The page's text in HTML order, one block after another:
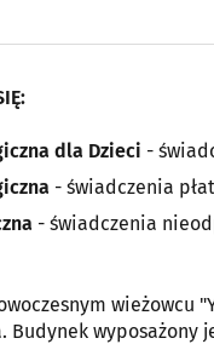
dla Dzieci -
- świadczenia
- świadczenia
wieżowcu
Budynek